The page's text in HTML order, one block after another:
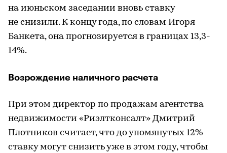
на июньском заседании вновь ставку
не снизили. К концу года, по словам Игоря
Банкета, она прогнозируется в границах 13,3-
14%.
Возрождение наличного расчета
При этом директор по продажам агентства
недвижимости «Риэлтконсалт» Дмитрий
Плотников считает, что до упомянутых 12%
ставку могут снизить уже в этом году, чтобы